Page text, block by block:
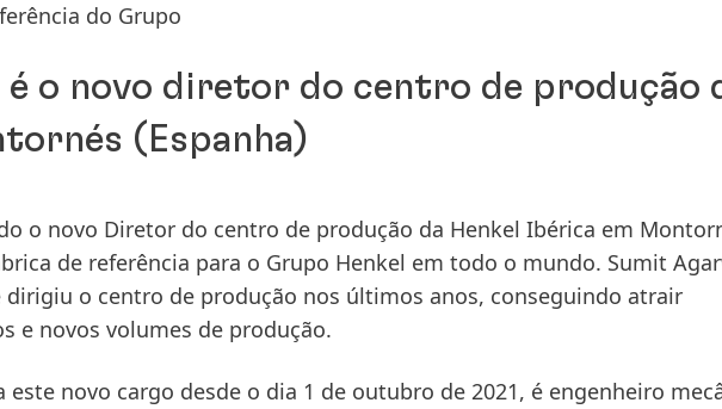
do Grupo
o novo diretor do centro de produção
(Espanha)
o novo Diretor do centro de produção da Henkel Ibérica em
de referência para o Grupo Henkel em todo o mundo. Sumit
dirigiu o centro de produção nos últimos anos, conseguindo atrair
e novos volumes de produção.
este novo cargo desde o dia 1 de outubro de 2021, é engenheiro